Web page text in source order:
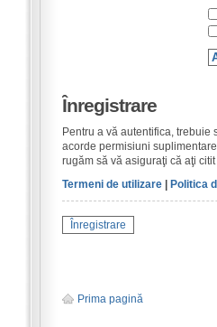
Înregistrare
Pentru a vă autentifica,
acorde permisiuni
rugăm să vă asiguraţi că aţi
Termeni de utilizare| Politica
Înregistrare
Prima pagină